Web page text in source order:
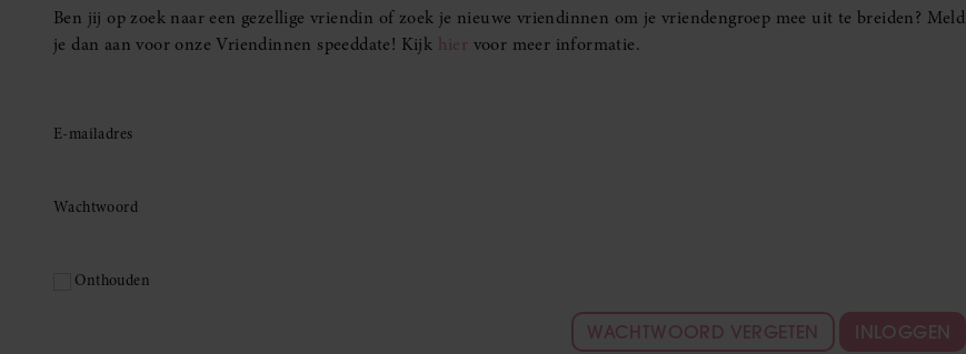
Ben jij op zoek naar een gezellige vriendin of zoek je nieuwe vriendinnen om je vriendengroep mee uit te breiden? Meld
je dan aan voor onze Vriendinnen speeddate! Kijk hier voor meer informatie.
E-mailadres
Wachtwoord
Onthouden
WACHTWOORD VERGETEN INLOGGEN